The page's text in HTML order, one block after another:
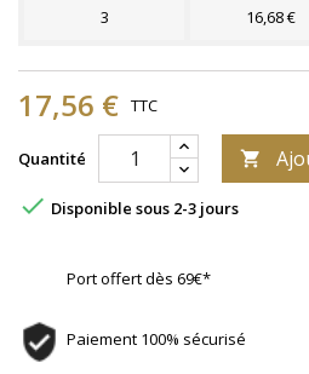
3 16,68 €
17,56 € TTC
Quantité 
 Disponible sous 2-3 jours
Port offert dès 69€*
Paiement 100% sécurisé